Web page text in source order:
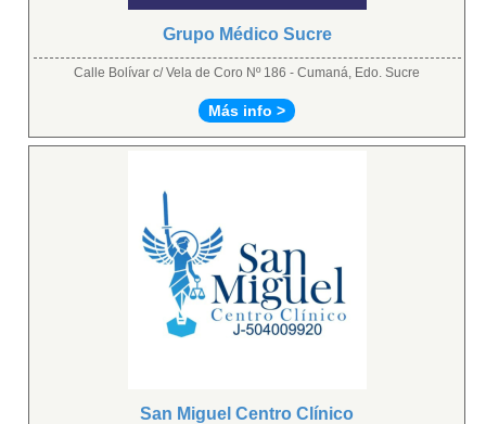
Grupo Médico Sucre
Calle Bolívar c/ Vela de Coro Nº 186 - Cumaná, Edo. Sucre
Más info >
San Miguel Centro Clínico